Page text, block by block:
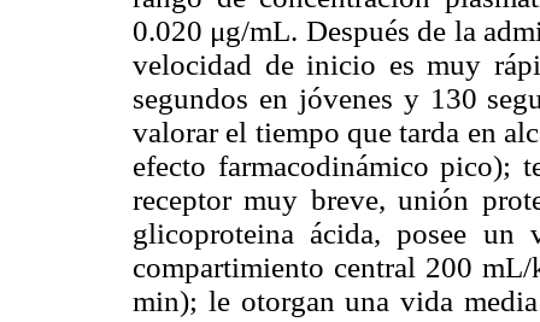
0.020 μg/mL. Después de la
velocidad de inicio es muy
segundos en jóvenes y 130
valorar el tiempo que tarda en
efecto farmacodinámico pico);
receptor muy breve, unión
glicoproteina ácida, posee
compartimiento central 200
min); le otorgan una vida